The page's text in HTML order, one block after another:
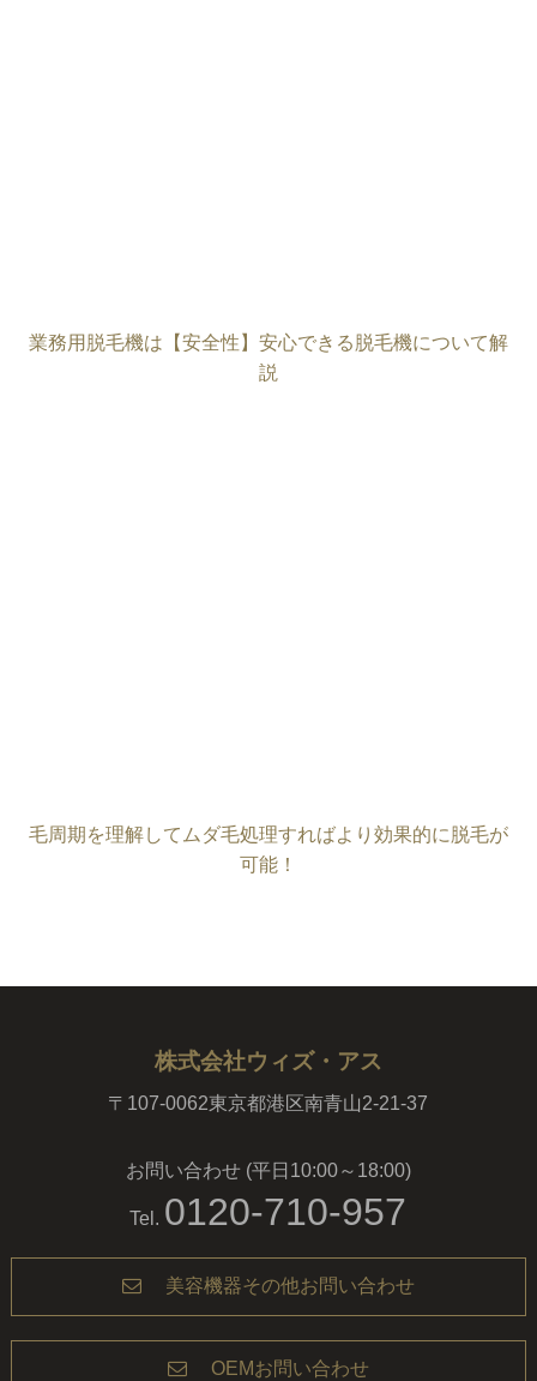
業務用脱毛機は【安全性】安心できる脱毛機について解
説
毛周期を理解してムダ毛処理すればより効果的に脱毛が
可能！
株式会社ウィズ・アス
〒107-0062東京都港区南青山2-21-37
お問い合わせ (平日10:00～18:00)
Tel. 0120-710-957
美容機器その他お問い合わせ
OEMお問い合わせ